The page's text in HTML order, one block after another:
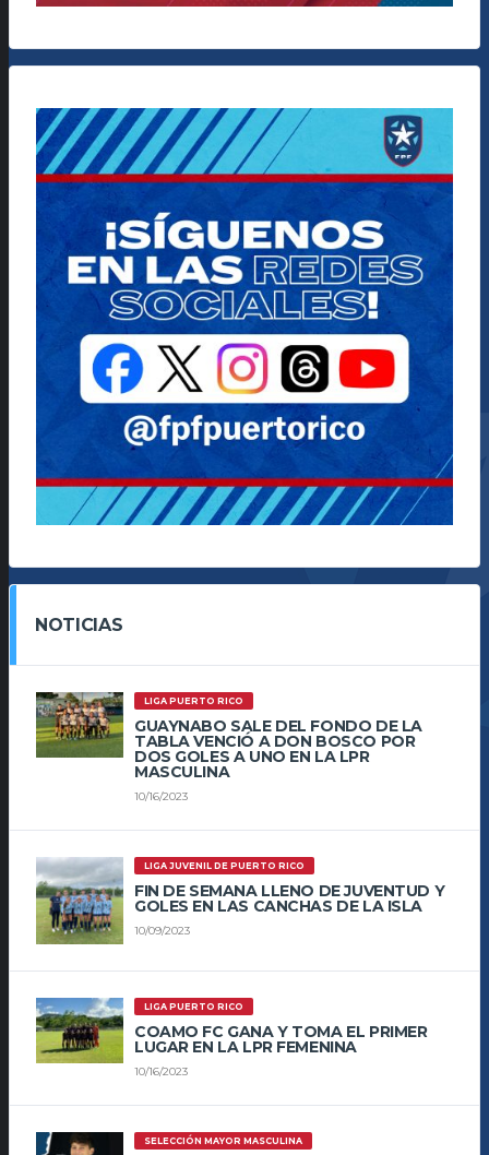
NOTICIAS
LIGA PUERTO RICO
GUAYNABO SALE DEL FONDO DE LA
TABLA VENCIÓ A DON BOSCO POR
DOS GOLES A UNO EN LA LPR
MASCULINA
10/16/2023
LIGA JUVENIL DE PUERTO RICO
FIN DE SEMANA LLENO DE JUVENTUD Y
GOLES EN LAS CANCHAS DE LA ISLA
10/09/2023
LIGA PUERTO RICO
COAMO FC GANA Y TOMA EL PRIMER
LUGAR EN LA LPR FEMENINA
10/16/2023
SELECCIÓN MAYOR MASCULINA